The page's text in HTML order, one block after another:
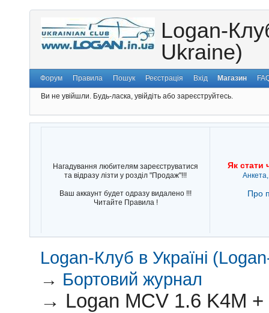
Logan-
Ukraine)
Форум Правила Пошук Реєстрація Вхід Магазин
Ви не увійшли. Будь-ласка, увійдіть або зареєструйтесь.
Нагадування любителям зареєструватися
та відразу лізти у розділ "Продаж"!!!
Ваш аккаунт будет одразу видалено !!!
Читайте Правила !
Як стати
Про
Logan-Клуб в Україні
→ Бортовий журнал
→ Logan MCV 1.6 K4M